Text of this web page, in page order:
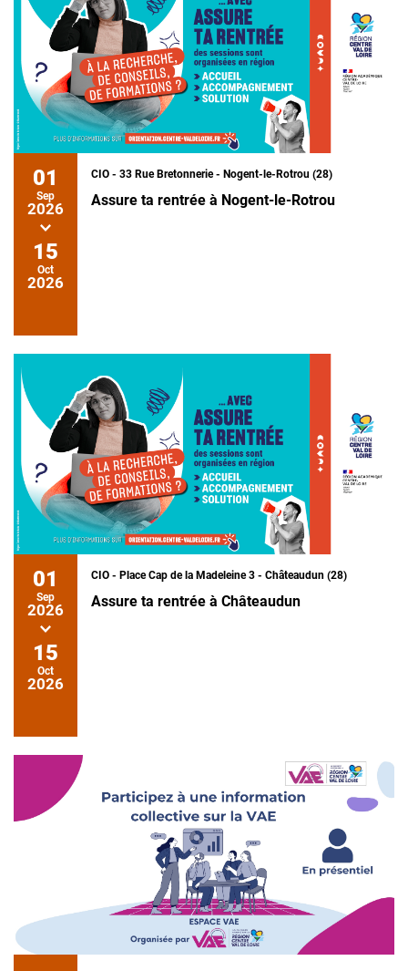
01
Sep
2026
15
Oct
2026
CIO - 33 Rue Bretonnerie - Nogent-le-Rotrou (28)
Assure ta rentrée à Nogent-le-Rotrou
01
Sep
2026
15
Oct
2026
CIO - Place Cap de la Madeleine 3 - Châteaudun (28)
Assure ta rentrée à Châteaudun